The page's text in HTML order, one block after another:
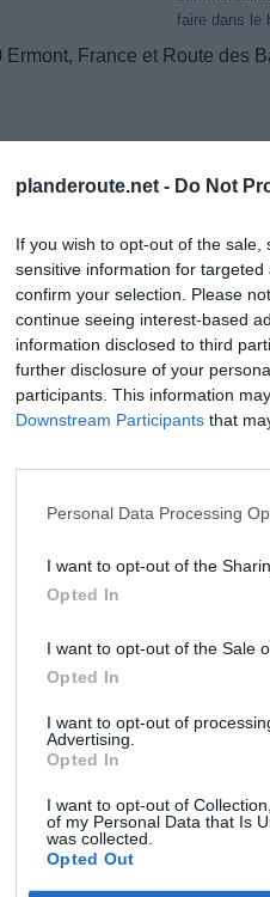
planderoute.net - Do Not
If you wish to opt-out of the
sensitive information for
confirm your selection. Please
continue seeing interest-based
information disclosed to third
further disclosure of your
participants. This information
Downstream Participants that
Personal Data Processing
I want to opt-out of the
Opted In
I want to opt-out of the Sale
Opted In
I want to opt-out of
Advertising.
Opted In
I want to opt-out of
of my Personal Data that Is
was collected.
Opted Out
faire dans le
Ermont, France et Route des
votre voyage
itinéraire (moins de 30)